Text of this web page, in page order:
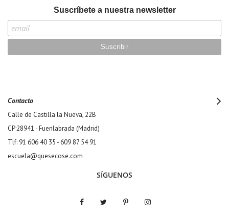
Suscríbete a nuestra newsletter
Contacto
Calle de Castilla la Nueva, 22B
CP:28941 - Fuenlabrada (Madrid)
Tlf: 91 606 40 35 - 609 87 54 91
escuela@quesecose.com
SÍGUENOS